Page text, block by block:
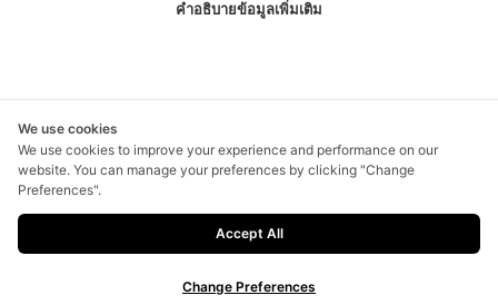
คำอธิบายข้อมูลเพิ่มเติม
สินค้าที่เกี่ยวข้อง
Faan Flower 09
SELECT OPTIONS
Miss you spring time
฿900.00
We use cookies
We use cookies to improve your experience and performance on our
website. You can manage your preferences by clicking "Change
Preferences".
Accept All
Change Preferences